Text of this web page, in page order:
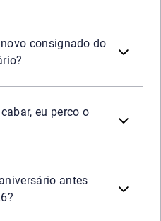
consignado do
eu perco o
antes